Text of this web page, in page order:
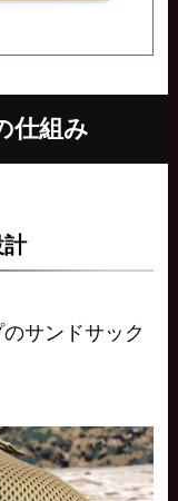
仕組み
計
のサンドサック